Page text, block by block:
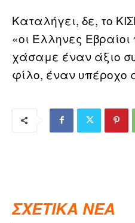
ΣΧΕΤΙΚΑ ΝΕΑ
Καταλήγει, δε, το
«οι Έλληνες
χάσαμε έναν άξιο
φίλο, έναν υπέροχο